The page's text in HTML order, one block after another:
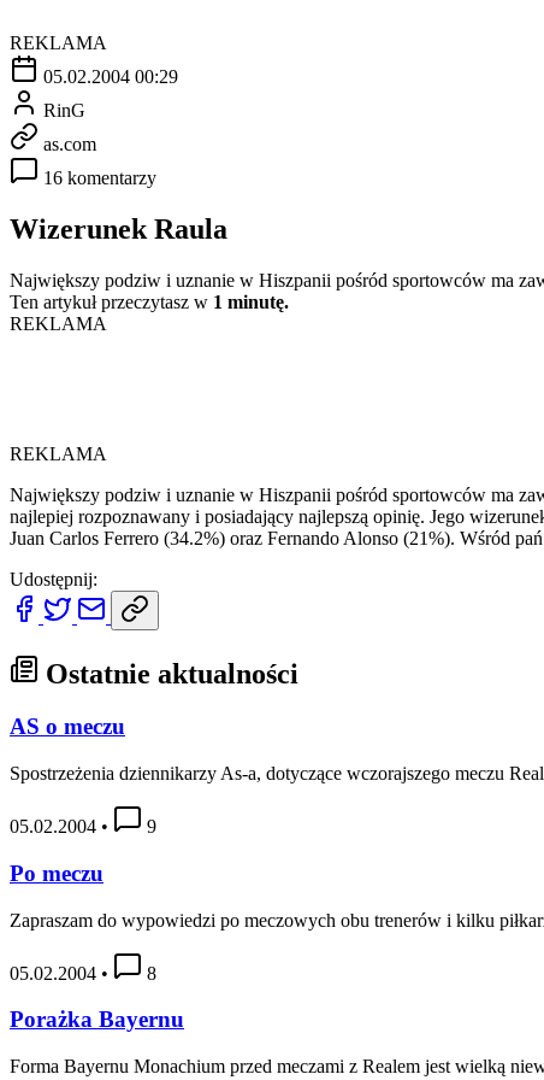
REKLAMA
05.02.2004 00:29
RinG
as.com
16 komentarzy
Wizerunek Raula
Największy podziw i uznanie w Hiszpanii pośród sportowców ma
Ten artykuł przeczytasz w 1 minutę.
REKLAMA
REKLAMA
Największy podziw i uznanie w Hiszpanii pośród sportowców ma
najlepiej rozpoznawany i posiadający najlepszą opinię. Jego
Juan Carlos Ferrero (34.2%) oraz Fernando Alonso (21%). Wśród
Udostępnij:
Ostatnie aktualności
AS o meczu
Spostrzeżenia dziennikarzy As-a, dotyczące wczorajszego meczu
05.02.2004 • 9
Po meczu
Zapraszam do wypowiedzi po meczowych obu trenerów i kilku
05.02.2004 • 8
Porażka Bayernu
Forma Bayernu Monachium przed meczami z Realem jest wielką